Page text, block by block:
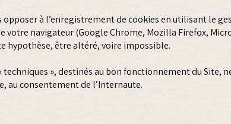
opposer à l’enregistrement de cookies en utilisant le
votre navigateur (Google Chrome, Mozilla Firefox,
hypothèse, être altéré, voire impossible.
techniques », destinés au bon fonctionnement du Site,
au consentement de l’Internaute.